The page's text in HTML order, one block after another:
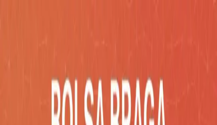
CatálogoDesarrollos BlogEmpresa Contacto